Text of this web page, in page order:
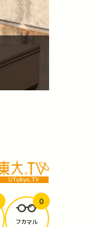
フカマル
0